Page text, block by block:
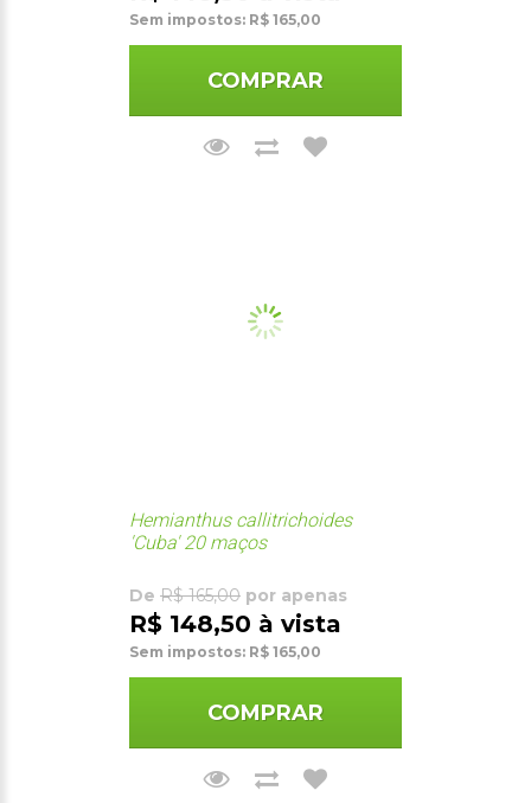
Sem impostos: R$ 165,00
COMPRAR
Hemianthus callitrichoides
'Cuba' 20 maços
De R$ 165,00 por apenas
R$ 148,50 à vista
Sem impostos: R$ 165,00
COMPRAR